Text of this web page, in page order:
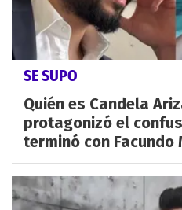
SE SUPO
Quién es Candela
protagonizó el
terminó con Facundo